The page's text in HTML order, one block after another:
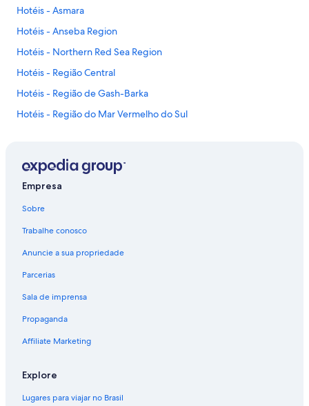
Hotéis - Asmara
Hotéis - Anseba Region
Hotéis - Northern Red Sea Region
Hotéis - Região Central
Hotéis - Região de Gash-Barka
Hotéis - Região do Mar Vermelho do Sul
Hotéis - Keren
Empresa
Sobre
Trabalhe conosco
Anuncie a sua propriedade
Parcerias
Sala de imprensa
Propaganda
Affiliate Marketing
Explore
Lugares para viajar no Brasil